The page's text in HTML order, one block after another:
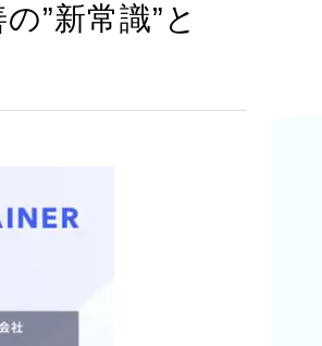
”新常識”と